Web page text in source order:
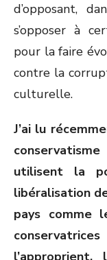
d’opposant,
s’opposer à
pour la faire
contre la
culturelle.
J’ai lu
utilisent la
libéralisation
pays comme